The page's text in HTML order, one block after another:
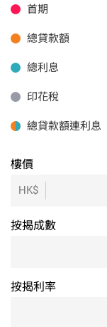
首期
總貸款額
總利息
印花稅
總貸款額連利息
樓價
HK$
按揭成數
按揭利率